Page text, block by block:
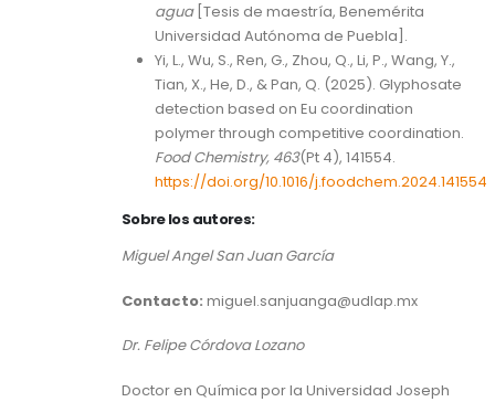
agua[Tesis de maestría, Benemérita
Universidad Autónoma de Puebla].
Yi, L., Wu, S., Ren, G., Zhou, Q., Li, P., Wang, Y.,
Tian, X., He, D., & Pan, Q. (2025). Glyphosate
detection based on Eu coordination
polymer through competitive coordination.
Food Chemistry, 463(Pt 4), 141554.
https://doi.org/10.1016/j.foodchem.2024.141554
Sobre los autores:
Miguel Angel San Juan García
Contacto: miguel.sanjuanga@udlap.mx
Dr. Felipe Córdova Lozano
Doctor en Química por la Universidad Joseph